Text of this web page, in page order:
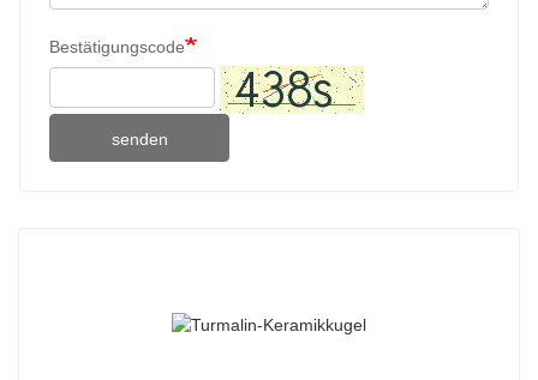
Bestätigungscode
senden